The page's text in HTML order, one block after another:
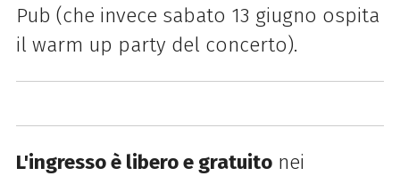
Pub (che invece sabato 13 giugno ospita
il warm up party del concerto).
L'ingresso è libero e gratuitonei